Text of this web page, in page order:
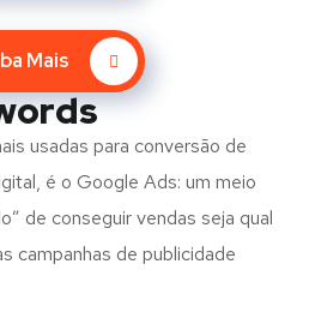
Mais
usadas para conversão de
é o Google Ads: um meio
de conseguir vendas seja qual
campanhas de publicidade